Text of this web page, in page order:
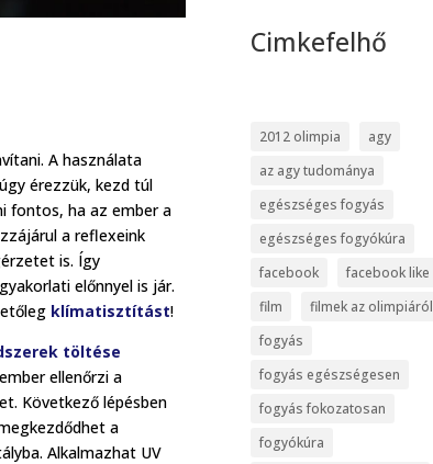
A használata
érezzük, kezd túl
fontos, ha az ember a
a reflexeink
is. Így
előnnyel is jár.
klímatisztítást!
töltése
ellenőrzi a
Következő lépésben
a
Alkalmazhat UV
Cimkefelhő
2012 olimpia
agy
az agy tudománya
egészséges fogyás
egészséges fogyókúra
facebook
facebook like
film
filmek az olimpiáról
fogyás
fogyás egészségesen
fogyás fokozatosan
fogyókúra